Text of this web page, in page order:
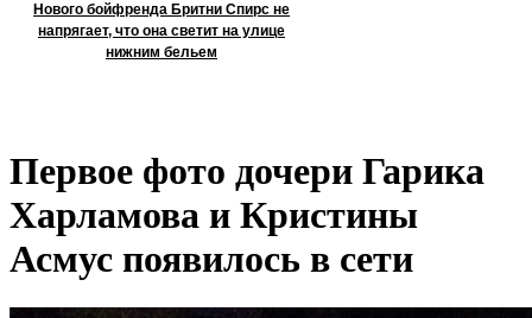
Нового бойфренда Бритни Спирс не
напрягает, что она светит на улице
нижним бельем
Первое фото дочери Гарика
Харламова и Кристины
Асмус появилось в сети